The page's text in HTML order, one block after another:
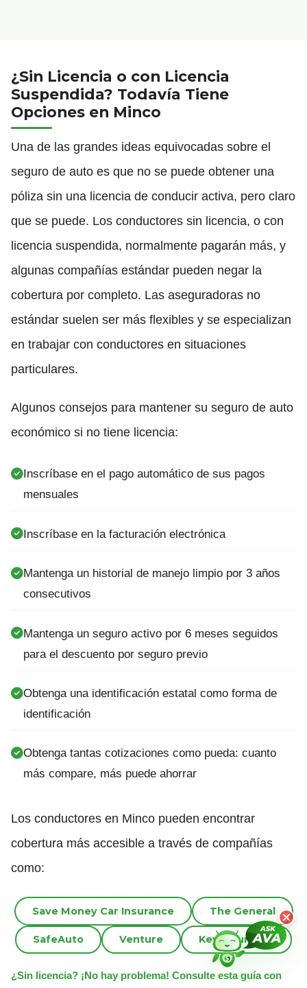
¿Sin Licencia o con Licencia
Suspendida? Todavía Tiene
Opciones en Minco
Una de las grandes ideas equivocadas sobre el
seguro de auto es que no se puede obtener una
póliza sin una licencia de conducir activa, pero claro
que se puede. Los conductores sin licencia, o con
licencia suspendida, normalmente pagarán más, y
algunas compañías estándar pueden negar la
cobertura por completo. Las aseguradoras no
estándar suelen ser más flexibles y se especializan
en trabajar con conductores en situaciones
particulares.
Algunos consejos para mantener su seguro de auto
económico si no tiene licencia:
Inscríbase en el pago automático de sus pagos
mensuales
Inscríbase en la facturación electrónica
Mantenga un historial de manejo limpio por 3 años
consecutivos
Mantenga un seguro activo por 6 meses seguidos
para el descuento por seguro previo
Obtenga una identificación estatal como forma de
identificación
Obtenga tantas cotizaciones como pueda: cuanto
más compare, más puede ahorrar
Los conductores en Minco pueden encontrar
cobertura más accesible a través de compañías
como:
Save Money Car Insurance The General
SafeAuto Venture Key Insurance
¿Sin licencia? ¡No hay problema! Consulte esta guía con